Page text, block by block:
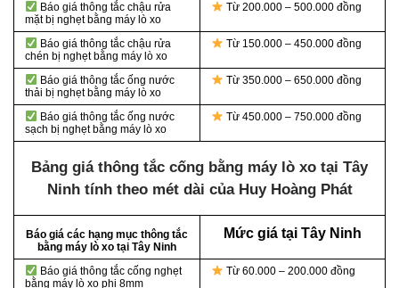
Báo giá thông tắc chậu rửa
mặt bị nghẹt bằng máy lò xo
Từ 200.000 – 500.000 đồng
Báo giá thông tắc chậu rửa
chén bị nghẹt bằng máy lò xo
Từ 150.000 – 450.000 đồng
Báo giá thông tắc ống nước
thải bị nghẹt bằng máy lò xo
Từ 350.000 – 650.000 đồng
Báo giá thông tắc ống nước
sạch bị nghẹt bằng máy lò xo
Từ 450.000 – 750.000 đồng
Bảng giá thông tắc cống bằng máy lò xo tại Tây
Ninh tính theo mét dài của Huy Hoàng Phát
Báo giá các hạng mục thông tắc
bằng máy lò xo tại Tây Ninh
Mức giá tại Tây Ninh
Báo giá thông tắc cống nghẹt
bằng máy lò xo phi 8mm
Từ 60.000 – 200.000 đồng